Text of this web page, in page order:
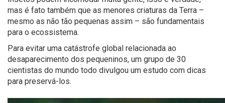
mas é fato também que as menores criaturas da Terra –
mesmo as não tão pequenas assim – são fundamentais
para o ecossistema.
Para evitar uma catástrofe global relacionada ao
desaparecimento dos pequeninos, um grupo de 30
cientistas do mundo todo divulgou um estudo com dicas
para preservá-los.